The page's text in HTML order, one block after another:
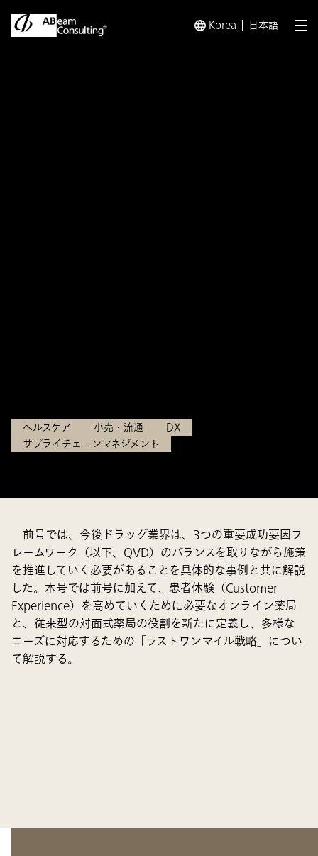
Korea 日本語 メ
ヘルスケア 小売・流通
DX
サプライチェーンマネジメント
前号では、今後ドラッグ業界は、3つの重要成功要因フ
レームワーク（以下、QVD）のバランスを取りながら施策
を推進していく必要があることを具体的な事例と共に解説
した。本号では前号に加えて、患者体験（Customer
Experience）を高めていくために必要なオンライン薬局
と、従来型の対面式薬局の役割を新たに定義し、多様な
ニーズに対応するための「ラストワンマイル戦略」につい
て解説する。